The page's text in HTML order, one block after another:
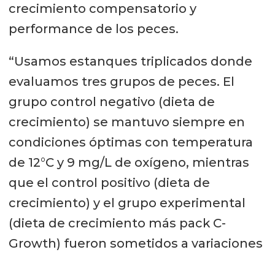
crecimiento compensatorio y
performance de los peces.
“Usamos estanques triplicados donde
evaluamos tres grupos de peces. El
grupo control negativo (dieta de
crecimiento) se mantuvo siempre en
condiciones óptimas con temperatura
de 12°C y 9 mg/L de oxígeno, mientras
que el control positivo (dieta de
crecimiento) y el grupo experimental
(dieta de crecimiento más pack C-
Growth) fueron sometidos a variaciones